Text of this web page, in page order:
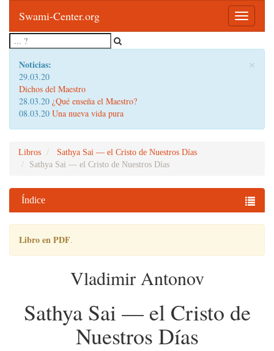
Toggle
Swami-Center.org
×
Noticias:
29.03.20
Dichos del Maestro
28.03.20 ¿Qué enseña el Maestro?
08.03.20 Una nueva vida pura
Libros
Sathya Sai — el Cristo de Nuestros Días
Sathya Sai — el Cristo de Nuestros Días
Índice
Libro en PDF.
Vladimir Antonov
Sathya Sai — el Cristo de
Nuestros Días